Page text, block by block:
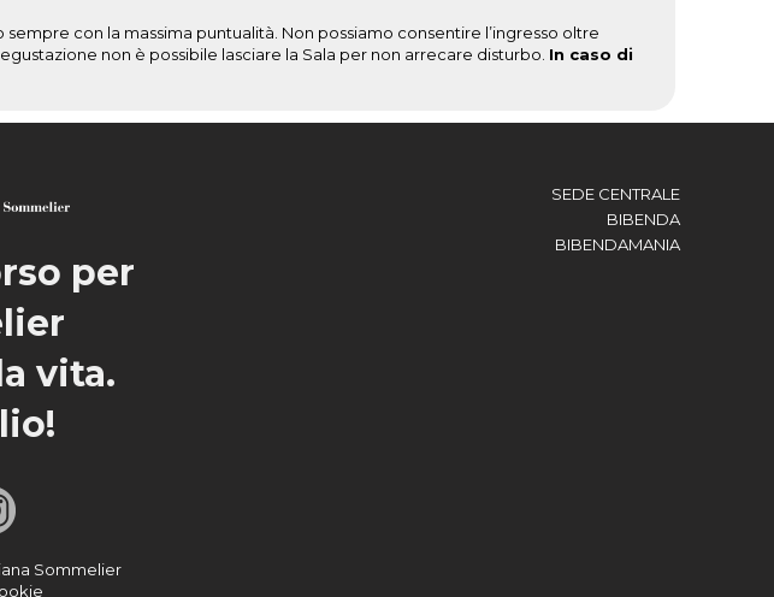
con la massima puntualità. Non possiamo consentire l’ingresso oltre
non è possibile lasciare la Sala per non arrecare disturbo. In caso di
per
vita.
SEDE CENTRALE
BIBENDA
BIBENDAMANIA
Sommelier